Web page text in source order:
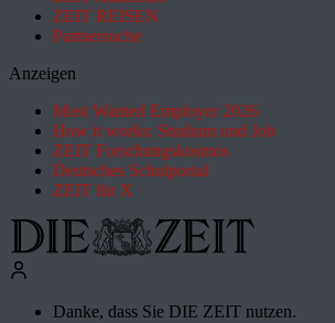
ZEIT REISEN
Partnersuche
Anzeigen
Most Wanted Employer 2026
How it works: Studium und Job
ZEIT Forschungskosmos
Deutsches Schulportal
ZEIT für X
Danke, dass Sie DIE ZEIT nutzen.